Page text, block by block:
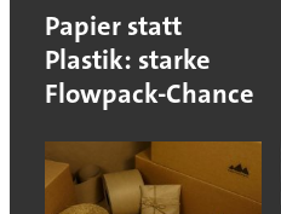
Papier statt
Plastik: starke
Flowpack-Chance